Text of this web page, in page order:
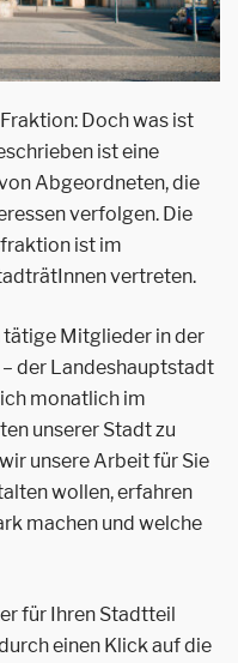
Doch was ist
ist eine
Abgeordneten, die
verfolgen. Die
ist im
vertreten.
Mitglieder in der
der Landeshauptstadt
monatlich im
unserer Stadt zu
unsere Arbeit für Sie
wollen, erfahren
machen und welche
für Ihren Stadtteil
einen Klick auf die